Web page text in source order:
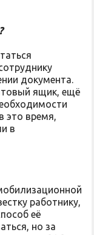
документа.
ящик, ещё
это время,
в
работнику,
её
но за